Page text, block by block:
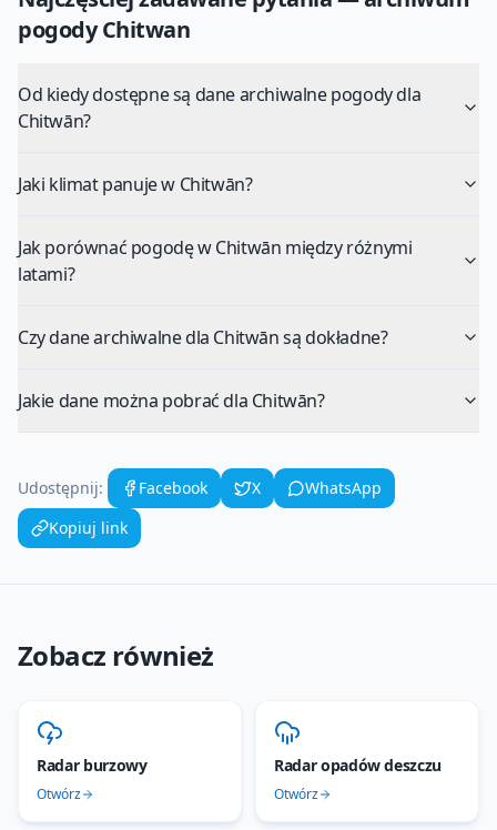
pogodyChitwan
Od kiedy dostępne są dane archiwalne pogody dla
Chitwān?
Jaki klimat panuje w Chitwān?
Jak porównać pogodę w Chitwān między różnymi
latami?
Czy dane archiwalne dla Chitwān są dokładne?
Jakie dane można pobrać dla Chitwān?
Udostępnij: Facebook X
WhatsApp
Kopiuj link
Zobacz również
Radar burzowy
Otwórz
Radar opadów deszczu
Otwórz